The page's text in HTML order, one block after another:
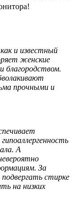
и известный
женские
благородством.
прочными и
А
За
стирке
на низких